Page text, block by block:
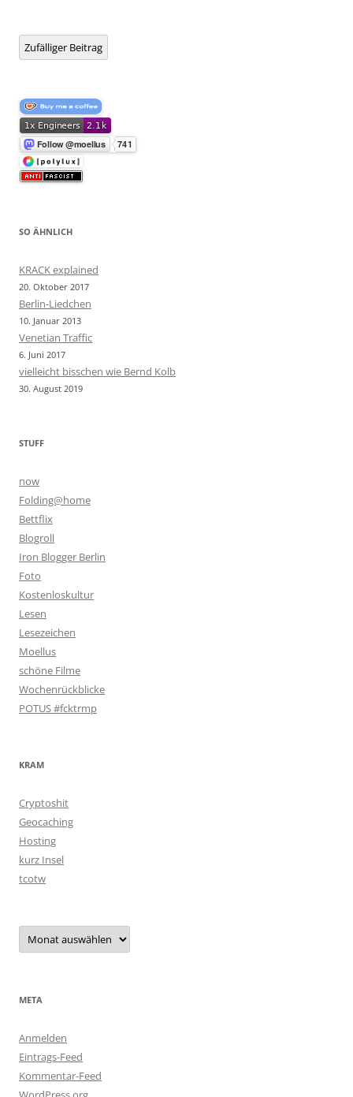
Zufälliger Beitrag
SO ÄHNLICH
KRACK explained
20. Oktober 2017
Berlin-Liedchen
10. Januar 2013
Venetian Traffic
6. Juni 2017
vielleicht bisschen wie Bernd Kolb
30. August 2019
STUFF
now
Folding@home
Bettflix
Blogroll
Iron Blogger Berlin
Foto
Kostenloskultur
Lesen
Lesezeichen
Moellus
schöne Filme
Wochenrückblicke
POTUS #fcktrmp
KRAM
Cryptoshit
Geocaching
Hosting
kurz Insel
tcotw
Archiv
META
Anmelden
Eintrags-Feed
Kommentar-Feed